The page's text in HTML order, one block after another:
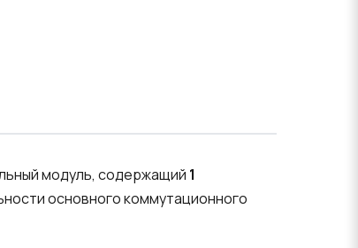
модуль, содержащий 1
основного коммутационного